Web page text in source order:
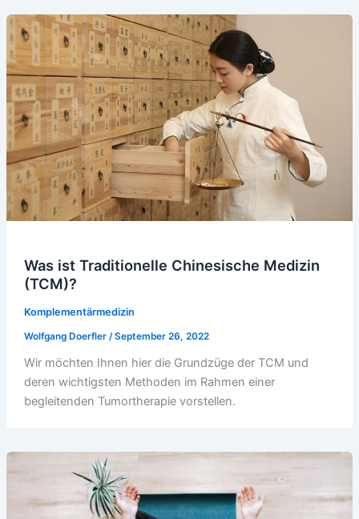
Was ist Traditionelle Chinesische Medizin
(TCM)?
Komplementärmedizin
Wolfgang Doerfler /September 26, 2022
Wir möchten Ihnen hier die Grundzüge der TCM und
deren wichtigsten Methoden im Rahmen einer
begleitenden Tumortherapie vorstellen.